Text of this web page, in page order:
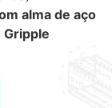
alma de aço
Gripple